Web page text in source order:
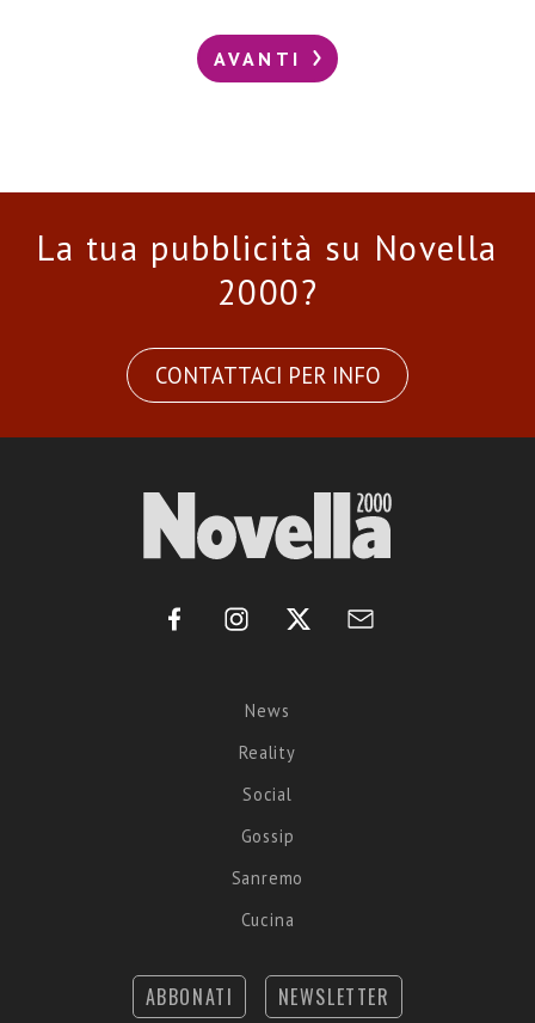
AVANTI
La tua pubblicità su Novella
2000?
CONTATTACI PER INFO
News
Reality
Social
Gossip
Sanremo
Cucina
ABBONATI NEWSLETTER